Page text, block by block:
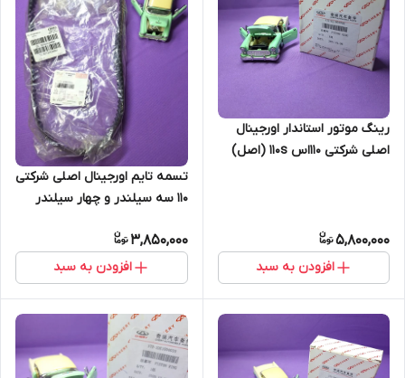
رینگ موتور استاندار اورجینال
اصلی شرکتی 110اس 110s (اصل)
5,800,000
افزودن به سبد
تسمه تایم اورجینال اصلی شرکتی
110 سه سیلندر و چهار سیلندر
3,850,000
افزودن به سبد